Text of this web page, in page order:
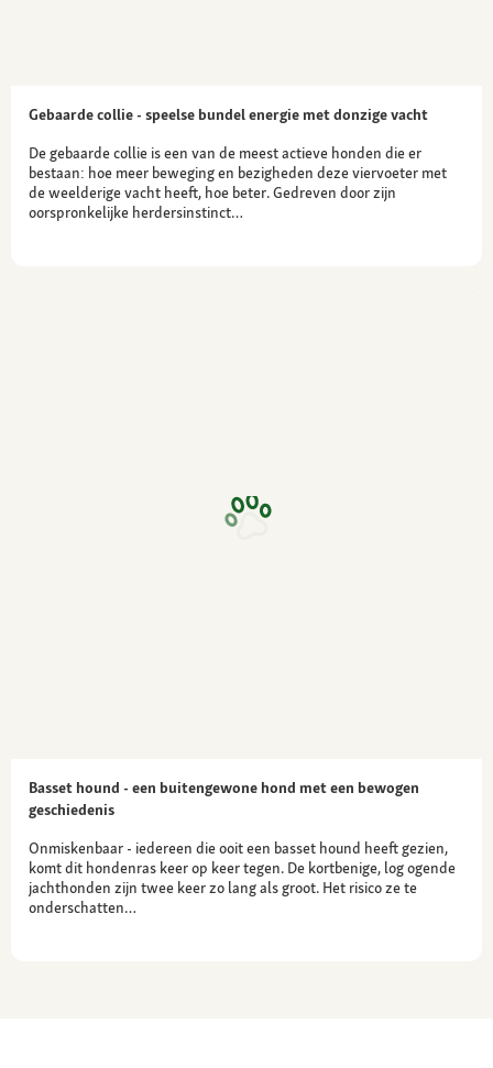
Gebaarde collie - speelse bundel energie met donzige vacht
De gebaarde collie is een van de meest actieve honden die er
bestaan: hoe meer beweging en bezigheden deze viervoeter met
de weelderige vacht heeft, hoe beter. Gedreven door zijn
oorspronkelijke herdersinstinct…
Basset hound - een buitengewone hond met een bewogen
geschiedenis
Onmiskenbaar - iedereen die ooit een basset hound heeft gezien,
komt dit hondenras keer op keer tegen. De kortbenige, log ogende
jachthonden zijn twee keer zo lang als groot. Het risico ze te
onderschatten…